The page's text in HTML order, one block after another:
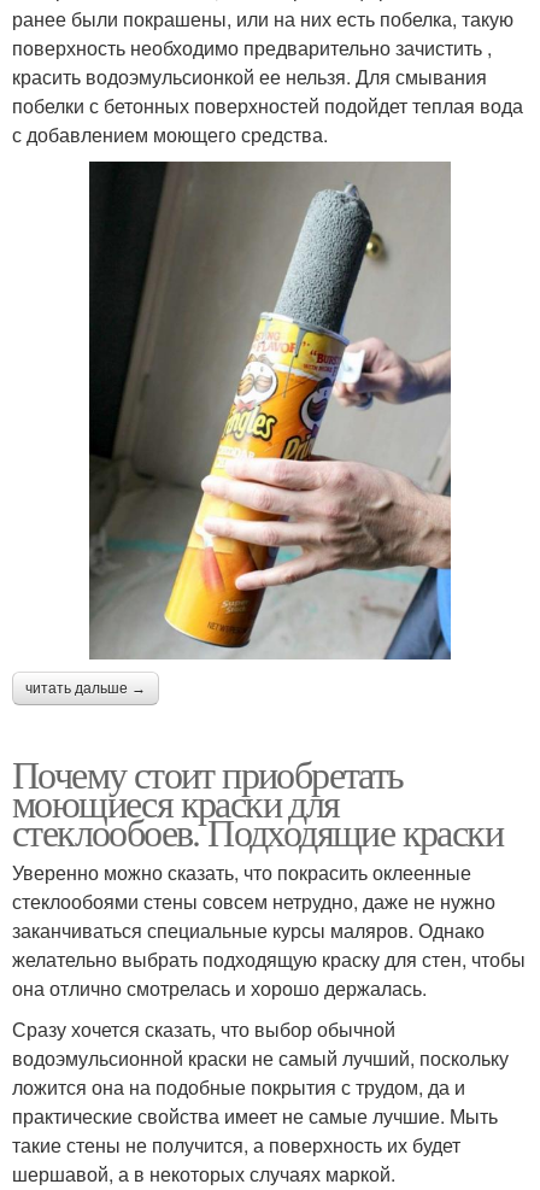
ранее были покрашены, или на них есть побелка, такую
поверхность необходимо предварительно зачистить ,
красить водоэмульсионкой ее нельзя. Для смывания
побелки с бетонных поверхностей подойдет теплая вода
с добавлением моющего средства.
читать дальше →
Почему стоит приобретать
моющиеся краски для
стеклообоев. Подходящие краски
Уверенно можно сказать, что покрасить оклеенные
стеклообоями стены совсем нетрудно, даже не нужно
заканчиваться специальные курсы маляров. Однако
желательно выбрать подходящую краску для стен, чтобы
она отлично смотрелась и хорошо держалась.
Сразу хочется сказать, что выбор обычной
водоэмульсионной краски не самый лучший, поскольку
ложится она на подобные покрытия с трудом, да и
практические свойства имеет не самые лучшие. Мыть
такие стены не получится, а поверхность их будет
шершавой, а в некоторых случаях маркой.